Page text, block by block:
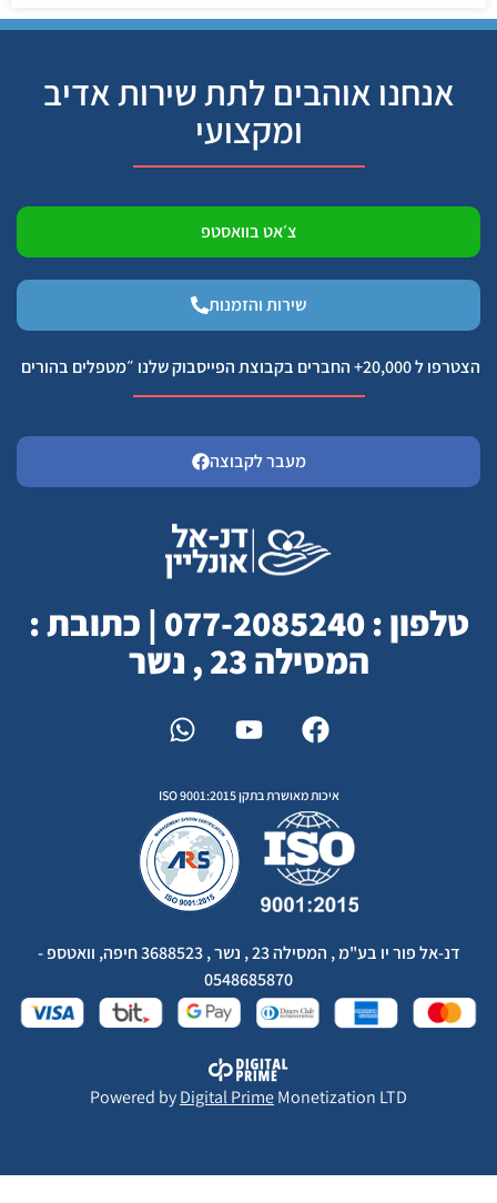
אנחנו אוהבים לתת שירות אדיב
ומקצועי
צ׳אט בוואסטפ
שירות והזמנות
הצטרפו ל 20,000+ החברים בקבוצת הפייסבוק שלנו ״מטפלים בהורים
מעבר לקבוצה
טלפון : 077-2085240 | כתובת :
המסילה 23 , נשר
איכות מאושרת בתקן ISO 9001:2015
דנ-אל פור יו בע"מ , המסילה 23 , נשר , 3688523 חיפה, וואטספ -
0548685870
Powered byDigital PrimeMonetization LTD